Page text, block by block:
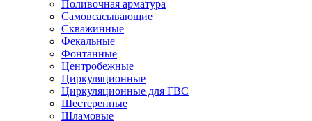
Поливочная арматура
Самовсасывающие
Скважинные
Фекальные
Фонтанные
Центробежные
Циркуляционные
Циркуляционные для ГВС
Шестеренные
Шламовые